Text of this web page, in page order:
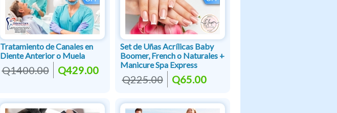
Tratamiento de Canales en
Diente Anterior o Muela
Q1400.00 Q429.00
Set de Uñas Acrílicas Baby
Boomer, French o Naturales +
Manicure Spa Express
Q225.00 Q65.00